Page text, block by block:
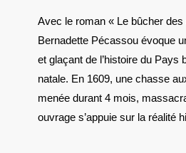
DES
CERTITUDES
UN
ROMAN
AU
COEUR
DU
Avec le roman « Le bûcher des certitudes »,
Bernadette Pécassou évoque
et glaçant de l’histoire du Pays
natale. En 1609, une chasse
menée durant 4 mois,
ouvrage s’appuie sur la réalité